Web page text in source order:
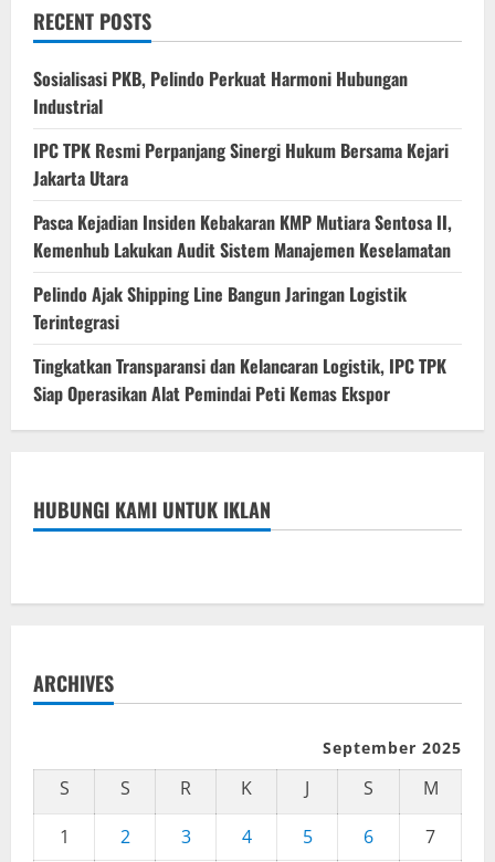
RECENT POSTS
Sosialisasi PKB, Pelindo Perkuat Harmoni Hubungan
Industrial
IPC TPK Resmi Perpanjang Sinergi Hukum Bersama Kejari
Jakarta Utara
Pasca Kejadian Insiden Kebakaran KMP Mutiara Sentosa II,
Kemenhub Lakukan Audit Sistem Manajemen Keselamatan
Pelindo Ajak Shipping Line Bangun Jaringan Logistik
Terintegrasi
Tingkatkan Transparansi dan Kelancaran Logistik, IPC TPK
Siap Operasikan Alat Pemindai Peti Kemas Ekspor
HUBUNGI KAMI UNTUK IKLAN
ARCHIVES
September 2025
S S R K J S
M
1
2 3 4 5 6
7